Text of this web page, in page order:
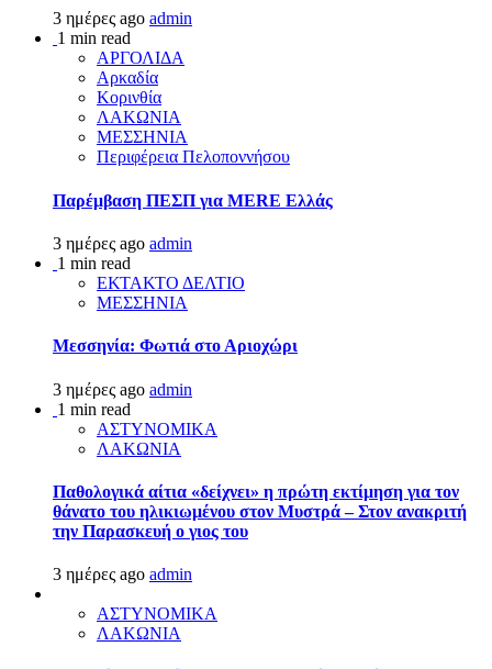
3 ημέρες ago admin
1 min read
ΑΡΓΟΛΙΔΑ
Αρκαδία
Κορινθία
ΛΑΚΩΝΙΑ
ΜΕΣΣΗΝΙΑ
Περιφέρεια Πελοποννήσου
Παρέμβαση ΠΕΣΠ για MERE Ελλάς
3 ημέρες ago admin
1 min read
ΕΚΤΑΚΤΟ ΔΕΛΤΙΟ
ΜΕΣΣΗΝΙΑ
Μεσσηνία: Φωτιά στο Αριοχώρι
3 ημέρες ago admin
1 min read
ΑΣΤΥΝΟΜΙΚΑ
ΛΑΚΩΝΙΑ
Παθολογικά αίτια «δείχνει» η πρώτη εκτίμηση για τον
θάνατο του ηλικιωμένου στον Μυστρά – Στον ανακριτή
την Παρασκευή ο γιος του
3 ημέρες ago admin
ΑΣΤΥΝΟΜΙΚΑ
ΛΑΚΩΝΙΑ